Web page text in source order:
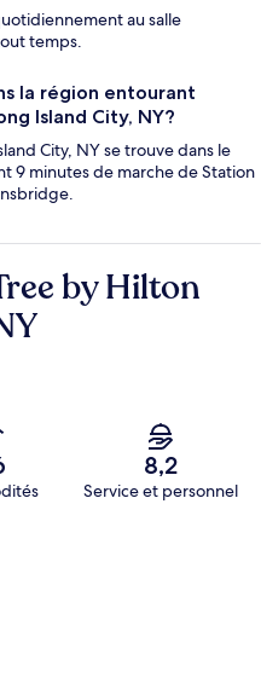
au salle
temps.
la région entourant
Island City, NY?
City, NY se trouve dans le
9 minutes de marche de Station
by Hilton
8,2
Service et personnel